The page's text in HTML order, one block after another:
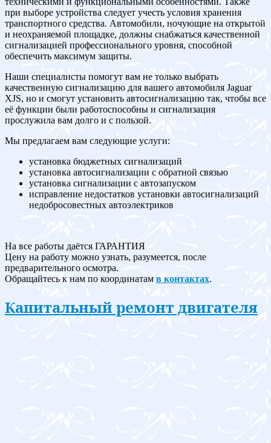
при выборе устройства следует учесть условия хранения
транспортного средства. Автомобили, ночующие на открытой
и неохраняемой площадке, должны снабжаться качественной
сигнализацией профессионального уровня, способной
обеспечить максимум защиты.
Наши специалисты помогут вам не только выбрать
качественную сигнализацию для вашего автомобиля Jaguar
XJS, но и смогут установить автосигнализацию так, чтобы все
её функции были работоспособны и сигнализация
прослужила вам долго и с пользой.
Мы предлагаем вам следующие услуги:
установка бюджетных сигнализаций
установка автосигнализации с обратной связью
установка сигнализации с автозапуском
исправление недостатков установки автосигнализаций
недобросовестных автоэлектриков
На все работы даётся ГАРАНТИЯ
Цену на работу можно узнать, разумеется, после
предварительного осмотра.
Обращайтесь к нам по координатам в контактах.
Капитальный ремонт двигателя